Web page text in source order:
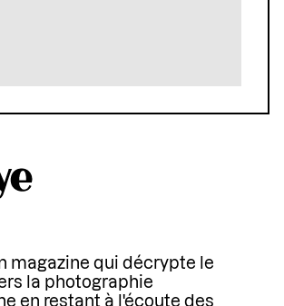
magazine qui décrypte le
la photographie
en restant à l'écoute des